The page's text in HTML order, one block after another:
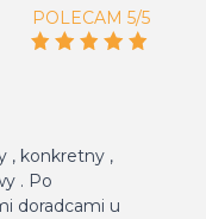
POLECAM 5/5
, konkretny ,
. Po
doradcami u